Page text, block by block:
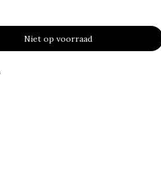
Niet op voorraad